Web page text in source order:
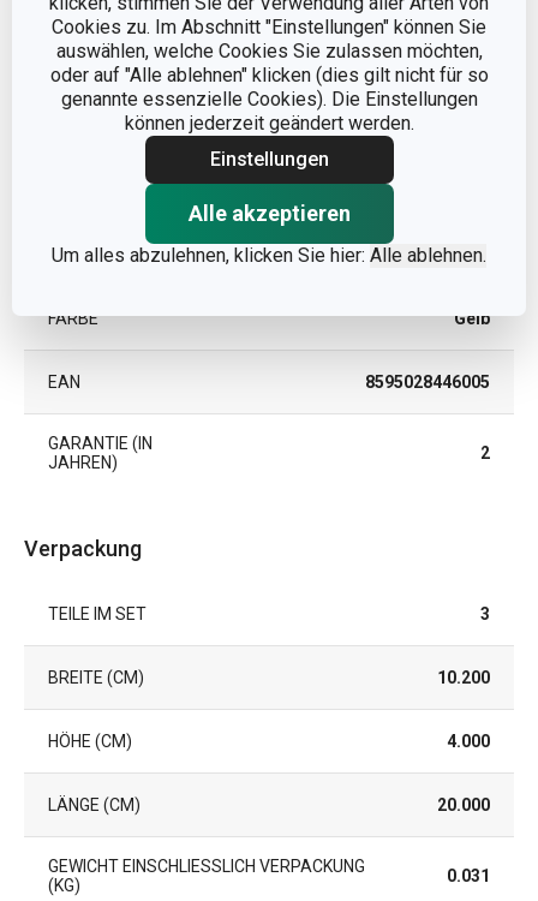
Cookies zu. Im Abschnitt "Einstellungen" können Sie
auswählen, welche Cookies Sie zulassen möchten,
oder auf "Alle ablehnen" klicken (dies gilt nicht für so
genannte essenzielle Cookies). Die Einstellungen
können jederzeit geändert werden.
Einstellungen
Alle akzeptieren
Um alles abzulehnen, klicken Sie hier: Alle ablehnen.
KATEGORIE
Küchenreinigung und -
organisation
MATERIAL Polyurethan-Schaum
PRODUKTART Geschirrschwamm
PRODUKTLINIE CLEAN KIT
FARBE Gelb
EAN 8595028446005
GARANTIE (IN
JAHREN)
2
Verpackung
TEILE IM SET 3
BREITE (CM) 10.200
HÖHE (CM) 4.000
LÄNGE (CM) 20.000
GEWICHT EINSCHLIESSLICH VERPACKUNG (
KG)
0.031